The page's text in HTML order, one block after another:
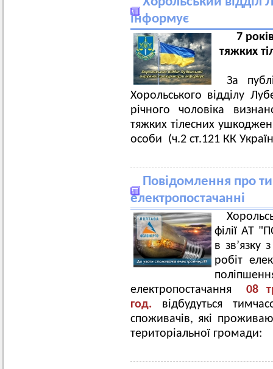
інформує
7
тяжких
За
Хорольського відділу
річного чоловіка
тяжких тілесних
особи (ч.2 ст.121 КК
Повідомлення про
електропостачанні
філії АТ
в зв’язку
робіт
електропостачання
08
год. відбудуться
споживачів, які
територіальної громади: